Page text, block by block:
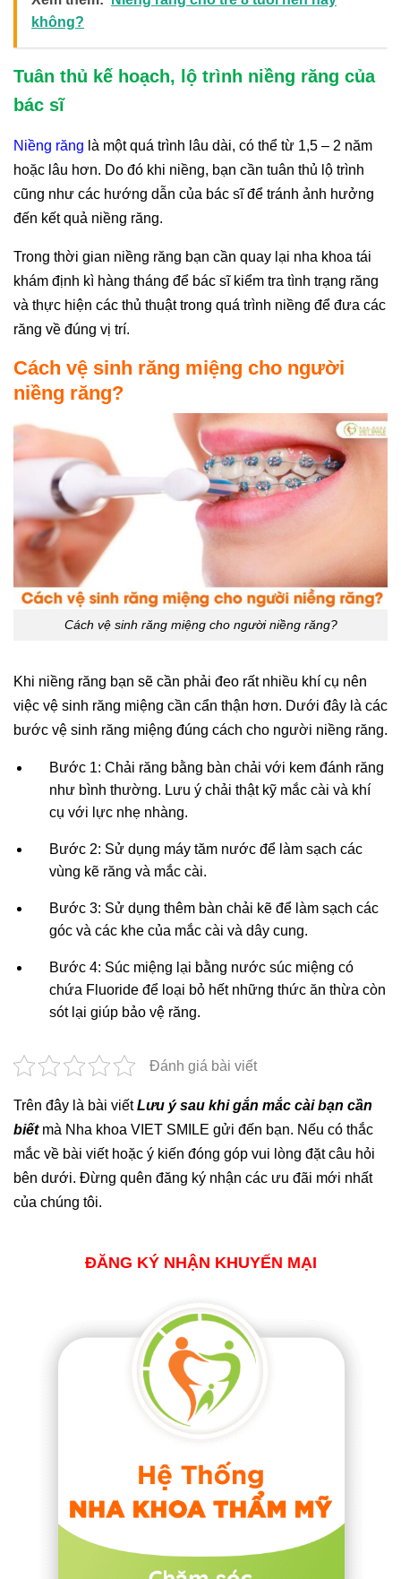
không?
Tuân thủ kế hoạch, lộ trình niềng răng của
bác sĩ
Niềng răng là một quá trình lâu dài, có thể từ 1,5 – 2 năm
hoặc lâu hơn. Do đó khi niềng, bạn cần tuân thủ lộ trình
cũng như các hướng dẫn của bác sĩ để tránh ảnh hưởng
đến kết quả niềng răng.
Trong thời gian niềng răng bạn cần quay lại nha khoa tái
khám định kì hàng tháng để bác sĩ kiểm tra tình trạng răng
và thực hiện các thủ thuật trong quá trình niềng để đưa các
răng về đúng vị trí.
Cách vệ sinh răng miệng cho người
niềng răng?
Cách vệ sinh răng miệng cho người niềng răng?
Khi niềng răng bạn sẽ cần phải đeo rất nhiều khí cụ nên
việc vệ sinh răng miệng cần cẩn thận hơn. Dưới đây là các
bước vệ sinh răng miệng đúng cách cho người niềng răng.
Bước 1: Chải răng bằng bàn chải với kem đánh răng
như bình thường. Lưu ý chải thật kỹ mắc cài và khí
cụ với lực nhẹ nhàng.
Bước 2: Sử dụng máy tăm nước để làm sạch các
vùng kẽ răng và mắc cài.
Bước 3: Sử dụng thêm bàn chải kẽ để làm sạch các
góc và các khe của mắc cài và dây cung.
Bước 4: Súc miệng lại bằng nước súc miệng có
chứa Fluoride để loại bỏ hết những thức ăn thừa còn
sót lại giúp bảo vệ răng.
Đánh giá bài viết
Trên đây là bài viếtLưu ý sau khi gắn mắc cài bạn cần
biếtmà Nha khoa VIET SMILE gửi đến bạn. Nếu có thắc
mắc về bài viết hoặc ý kiến đóng góp vui lòng đặt câu hỏi
bên dưới. Đừng quên đăng ký nhận các ưu đãi mới nhất
của chúng tôi.
ĐĂNG KÝ NHẬN KHUYẾN MẠI